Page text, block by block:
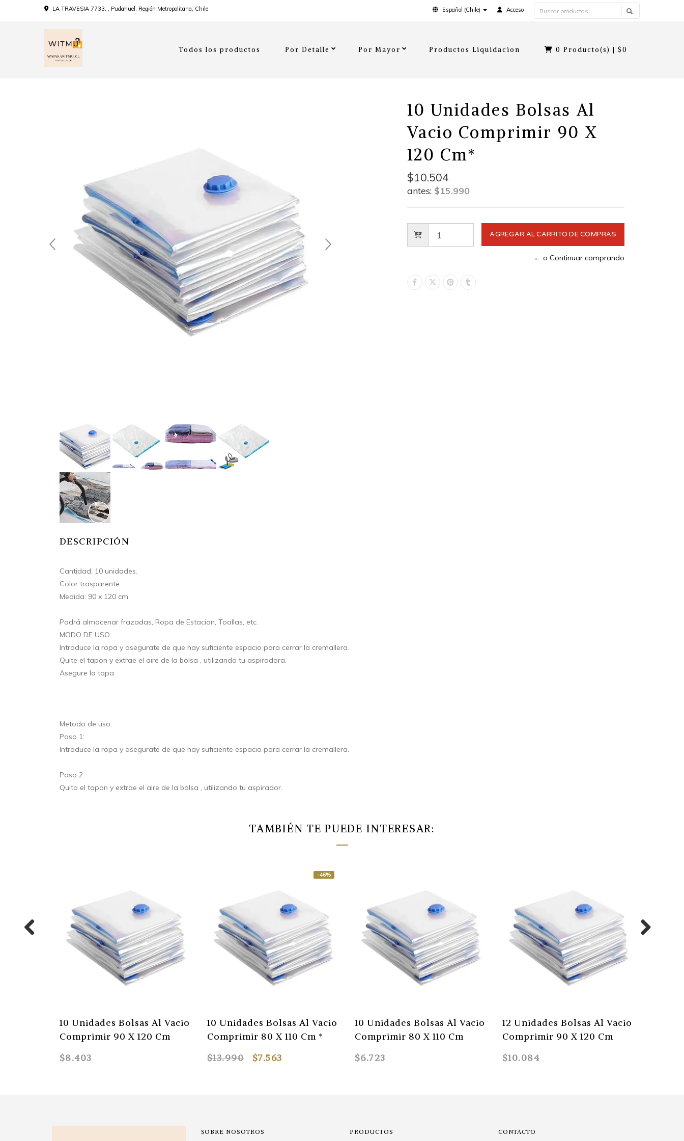
LA TRAVESIA 7733, , Pudahuel, Región Metropolitana, Chile Español (Chile) Acceso
Todos los productos Por Detalle Por Mayor Productos Liquidacion 0 Producto(s) |$0
DESCRIPCIÓN
Cantidad: 10 unidades.
Color trasparente.
Medida: 90 x 120 cm
Podrá almacenar frazadas, Ropa de Estacion, Toallas, etc.
MODO DE USO:
Introduce la ropa y asegurate de que hay suficiente espacio para cerrar la cremallera.
Quite el tapon y extrae el aire de la bolsa , utilizando tu aspiradora.
Asegure la tapa.
Metodo de uso:
Paso 1:
Introduce la ropa y asegurate de que hay suficiente espacio para cerrar la cremallera.
Paso 2:
Quito el tapon y extrae el aire de la bolsa , utilizando tu aspirador.
10 Unidades Bolsas Al
Vacio Comprimir 90 X
120 Cm*
$10.504
antes: $15.990
← o Continuar comprando
TAMBIÉN TE PUEDE INTERESAR:
10 Unidades Bolsas Al Vacio
Comprimir 90 X 120 Cm
$8.403
-46%
10 Unidades Bolsas Al Vacio
Comprimir 80 X 110 Cm *
$13.990
$7.563
10 Unidades Bolsas Al Vacio
Comprimir 80 X 110 Cm
$6.723
12 Unidades Bolsas Al Vacio
Comprimir 90 X 120 Cm
$10.084
SOBRE NOSOTROS PRODUCTOS CONTACTO